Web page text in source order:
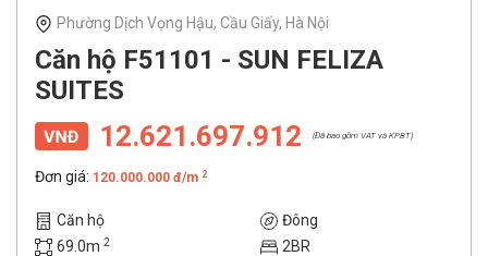
Phường Dịch Vọng Hậu, Cầu Giấy, Hà Nội
Căn hộ F51101 - SUN FELIZA
SUITES
12.621.697.912 (Đã bao gồm VAT và KPBT)
Đơn giá: 120.000.000 đ/m 2
Căn hộ
Đông
69.0m 2
2BR